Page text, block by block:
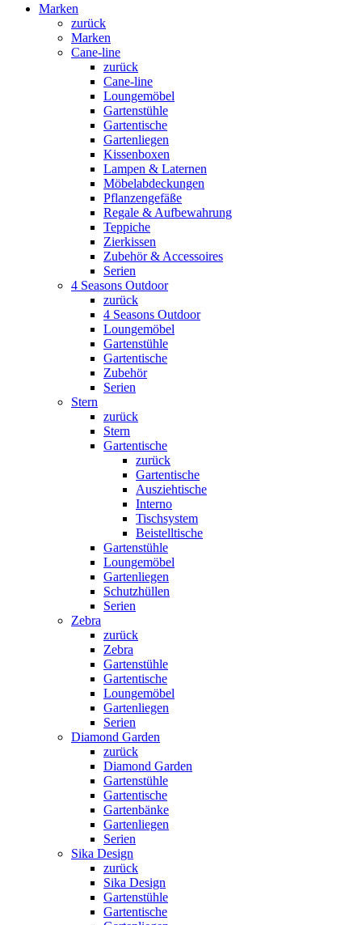
Marken
zurück
Marken
Cane-line
zurück
Cane-line
Loungemöbel
Gartenstühle
Gartentische
Gartenliegen
Kissenboxen
Lampen & Laternen
Möbelabdeckungen
Pflanzengefäße
Regale & Aufbewahrung
Teppiche
Zierkissen
Zubehör & Accessoires
Serien
4 Seasons Outdoor
zurück
4 Seasons Outdoor
Loungemöbel
Gartenstühle
Gartentische
Zubehör
Serien
Stern
zurück
Stern
Gartentische
zurück
Gartentische
Ausziehtische
Interno
Tischsystem
Beistelltische
Gartenstühle
Loungemöbel
Gartenliegen
Schutzhüllen
Serien
Zebra
zurück
Zebra
Gartenstühle
Gartentische
Loungemöbel
Gartenliegen
Serien
Diamond Garden
zurück
Diamond Garden
Gartenstühle
Gartentische
Gartenbänke
Gartenliegen
Serien
Sika Design
zurück
Sika Design
Gartenstühle
Gartentische